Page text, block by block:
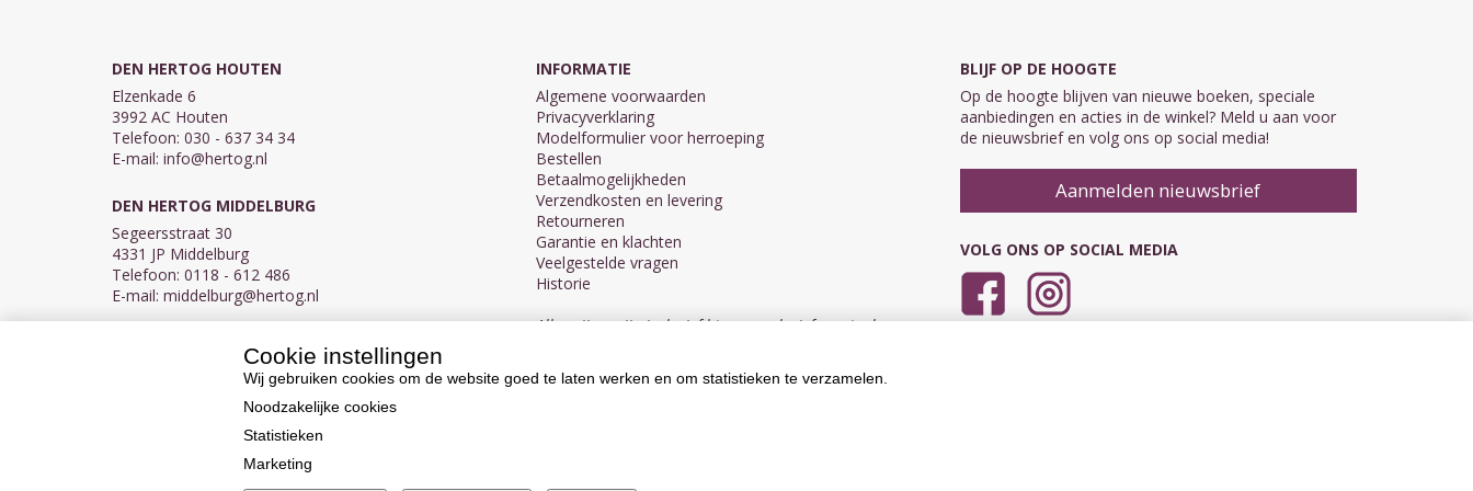
DEN HERTOG HOUTEN
Elzenkade 6
3992 AC Houten
Telefoon: 030 - 637 34 34
E-mail: info@hertog.nl
DEN HERTOG MIDDELBURG
Segeersstraat 30
4331 JP Middelburg
Telefoon: 0118 - 612 486
E-mail: middelburg@hertog.nl
BTW NL007450242B03
INFORMATIE
Algemene voorwaarden
Privacyverklaring
Modelformulier voor herroeping
Bestellen
Betaalmogelijkheden
Verzendkosten en levering
Retourneren
Garantie en klachten
Veelgestelde vragen
Historie
Alle prijzen zijn inclusief btw en exclusief eventuele
BLIJF OP DE HOOGTE
Op de hoogte blijven van nieuwe boeken, speciale
aanbiedingen en acties in de winkel? Meld u aan voor
de nieuwsbrief en volg ons op social media!
Aanmelden nieuwsbrief
VOLG ONS OP SOCIAL MEDIA
Cookie instellingen
Wij gebruiken cookies om de website goed te laten werken en om statistieken te verzamelen.
Noodzakelijke cookies
Statistieken
Marketing